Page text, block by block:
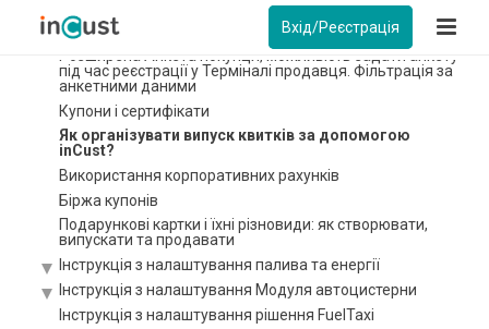
Вхід/Реєстрація
Налаштування Кіоску в режимі аутентифікації покупця
Інструкція Цифрова карта pkpass
під час реєстрації у Терміналі продавця. Фільтрація за
анкетними даними
Купони і сертифікати
Як організувати випуск квитків за допомогою
inCust?
Використання корпоративних рахунків
Біржа купонів
Подарункові картки і їхні різновиди: як створювати,
випускати та продавати
Інструкція з налаштування палива та енергії
Інструкція з налаштування Модуля автоцистерни
Інструкція з налаштування рішення FuelTaxi